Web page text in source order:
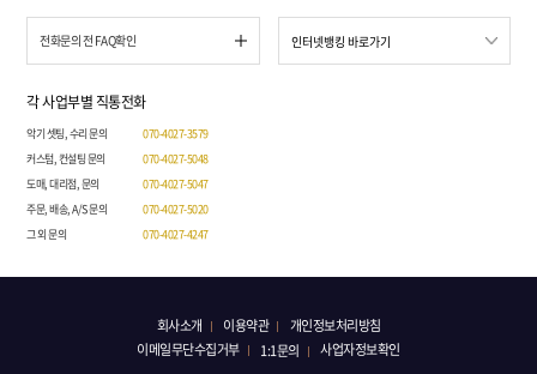
전화문의 전 FAQ확인
각 사업부별 직통전화
악기 셋팅, 수리 문의
070-4027-3579
커스텀, 컨설팅 문의
070-4027-5048
도매, 대리점, 문의
070-4027-5047
주문, 배송, A/S 문의
070-4027-5020
그 외 문의
070-4027-4247
회사소개 이용약관
개인정보처리방침
이메일무단수집거부
1:1문의 사업자정보확인